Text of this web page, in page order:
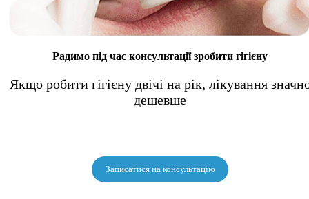
Радимо під час консультації зробити гігієну
Якщо робити гігієну двічі на рік, лікування
дешевше
Записатися на консультацію